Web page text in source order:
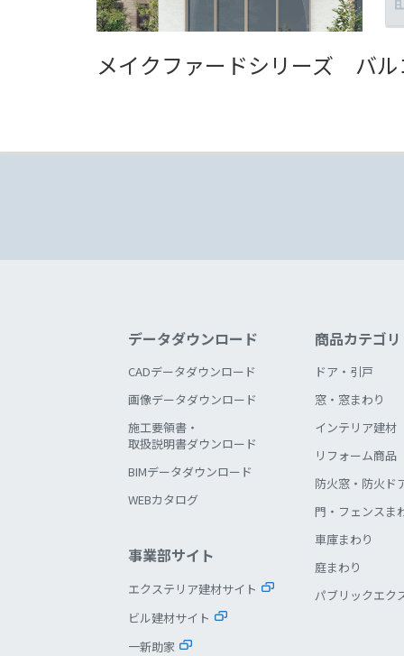
メイクファードシリーズ バ
データダウンロード
CADデータダウンロード
画像データダウンロード
施工要領書・
取扱説明書ダウンロード
BIMデータダウンロード
WEBカタログ
事業部サイト
エクステリア建材サイト
ビル建材サイト
一新助家
商品カテゴリ
ドア・引戸
窓・窓まわり
インテリア建材
リフォーム商品
防火窓・防火ド
門・フェンスま
車庫まわり
庭まわり
パブリックエク